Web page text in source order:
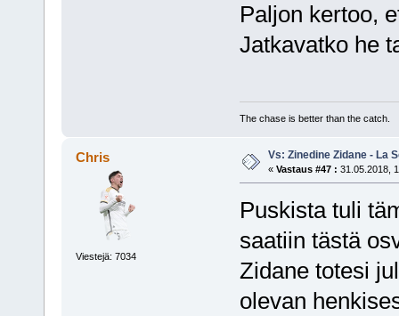
Paljon kertoo,
Jatkavatko he
The chase is better than the catch.
Chris
Viestejä: 7034
Vs: Zinedine Zidane - La
« Vastaus #47 : 31.05.2018,
Puskista tuli
saatiin tästä
Zidane totesi
olevan